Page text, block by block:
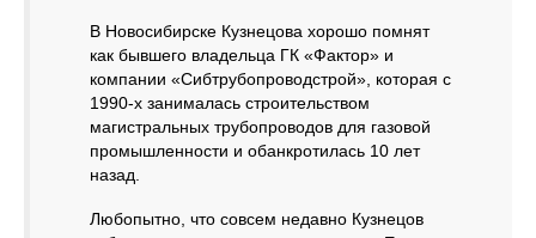
В Новосибирске Кузнецова хорошо помнят
как бывшего владельца ГК «Фактор» и
компании «Сибтрубопроводстрой», которая с
1990-х занималась строительством
магистральных трубопроводов для газовой
промышленности и обанкротилась 10 лет
назад.
Любопытно, что совсем недавно Кузнецов